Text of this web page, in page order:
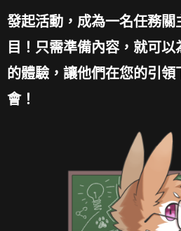
發起活動，成為一名任務關
目！只需準備內容，就可
的體驗，讓他們在您的引
會！